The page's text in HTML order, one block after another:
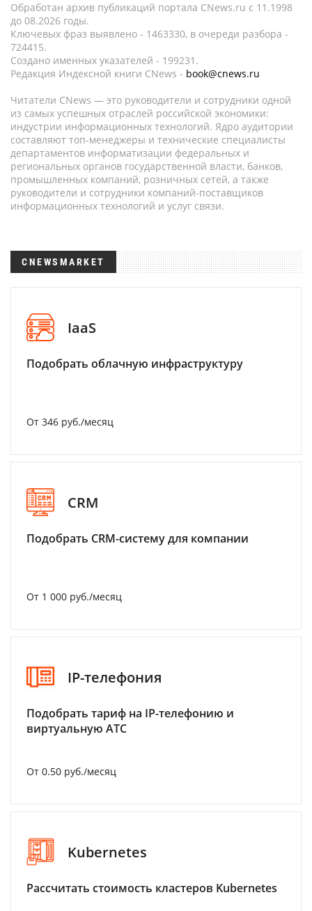
Обработан архив публикаций портала CNews.ru c 11.1998
до 08.2026 годы.
Ключевых фраз выявлено - 1463330, в очереди разбора -
724415.
Создано именных указателей - 199231.
Редакция Индексной книги CNews - book@cnews.ru
Читатели CNews — это руководители и сотрудники одной
из самых успешных отраслей российской экономики:
индустрии информационных технологий. Ядро аудитории
составляют топ-менеджеры и технические специалисты
департаментов информатизации федеральных и
региональных органов государственной власти, банков,
промышленных компаний, розничных сетей, а также
руководители и сотрудники компаний-поставщиков
информационных технологий и услуг связи.
CNEWSMARKET
IaaS
Подобрать облачную инфраструктуру
От 346 руб./месяц
CRM
Подобрать CRM-систему для компании
От 1 000 руб./месяц
IP-телефония
Подобрать тариф на IP-телефонию и
виртуальную АТС
От 0.50 руб./месяц
Kubernetes
Рассчитать стоимость кластеров Kubernetes